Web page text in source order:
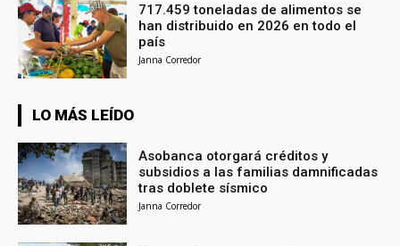
717.459 toneladas de alimentos se
han distribuido en 2026 en todo el
país
Janna Corredor
LO MÁS LEÍDO
Asobanca otorgará créditos y
subsidios a las familias damnificadas
tras doblete sísmico
Janna Corredor